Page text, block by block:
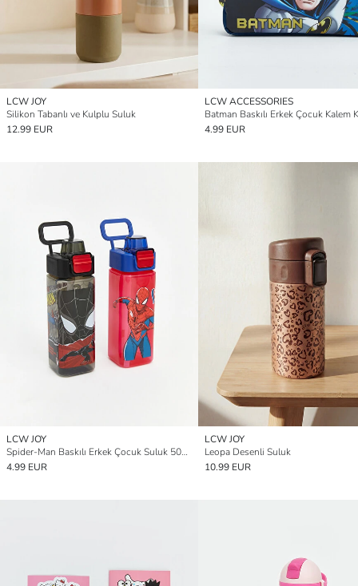
LCW JOY
Silikon Tabanlı ve Kulplu Suluk
12.99 EUR
LCW ACCESSORIES
Batman Baskılı Erkek Çocuk Kalem
4.99 EUR
LCW JOY
Spider-Man Baskılı Erkek Çocuk Suluk 500 ml
4.99 EUR
LCW JOY
Leopa Desenli Suluk
10.99 EUR